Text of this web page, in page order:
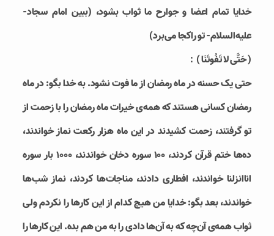
خدایا تمام اعضا و جوارح ما ثواب بشود، (ببین امام سجاد-
علیه‌السلام- تو راکجا می‌برد)
( حَتَّى لا تَفُوتَنَا )：
حتی یک حسنه در ماه رمضان از ما فوت نشود. به خدا بگو: در ماه
رمضان کسانی هستند که همه‌ی خیرات ماه رمضان را با زحمت از
تو گرفتند، زحمت کشیدند در این ماه هزار رکعت نماز خواندند،
ده‌ها ختم قرآن کردند، 100 سوره دخان خواندند، 1000 بار سوره
اناانزلنا خواندند، افطاری دادند، مناجات‌ها کردند، نماز شب‌ها
خواندند، بعد بگو: خدایا من هیچ کدام از این کارها را نکردم ولی
ثواب همه‌ی آن‌چه که به آن‌ها دادی را به من هم بده. این کارها را